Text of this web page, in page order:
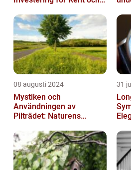
08 augusti 2024
Mystiken och
Användningen av
Pilträdet: Naturens
31